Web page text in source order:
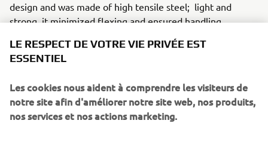
design and was made of high tensile steel; light and
strong, it minimized flexing and ensured handling
1995 MAJESTY 250
LE RESPECT DE VOTRE VIE PRIVÉE EST
ESSENTIEL
Les cookies nous aident à comprendre les visiteurs de
notre site afin d'améliorer notre site web, nos produits,
nos services et nos actions marketing.